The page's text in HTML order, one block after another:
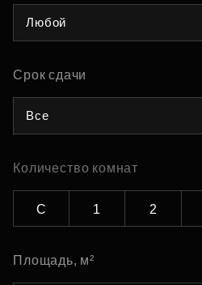
Любой
Срок сдачи
Все
Количество комнат
С 1 2
Площадь, м²